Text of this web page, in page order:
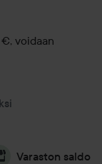
voidaan
Varaston saldo